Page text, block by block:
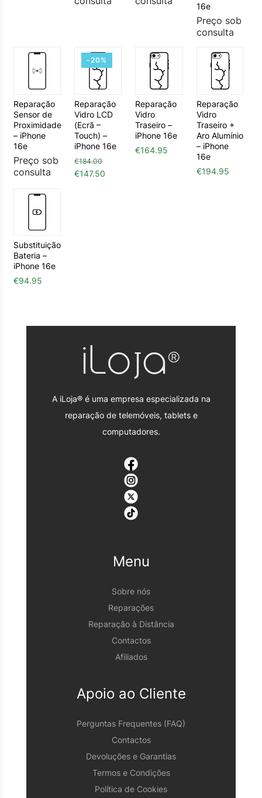
16e
Preço sob
consulta
Reparação
Sensor de
Proximidade
– iPhone
16e
Preço sob
consulta
-20%
Reparação
Vidro LCD
(Ecrã –
Touch) –
iPhone 16e
€184.00
O preço original era: €184.00.
€147.50O preço atual é: €147.50.
Reparação
Vidro
Traseiro –
iPhone 16e
€164.95
Reparação
Vidro
Traseiro +
Aro Alumínio
– iPhone
16e
€194.95
Substituição
Bateria –
iPhone 16e
€94.95
A iLoja® é uma empresa especializada na
reparação de telemóveis, tablets e
computadores.
Menu
Sobre nós
Reparações
Reparação à Distância
Contactos
Afiliados
Apoio ao Cliente
Perguntas Frequentes (FAQ)
Contactos
Devoluções e Garantias
Termos e Condições
Política de Cookies